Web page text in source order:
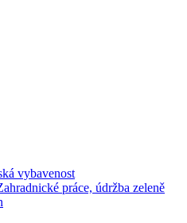
vybavenost
práce, údržba zeleně